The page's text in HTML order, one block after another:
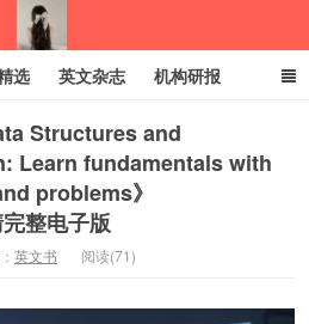
生活分享
选 英文杂志 机构研报
电子书 电子书 创业项目
Structures and
Learn fundamentals with
problems》
整电子版
英文书 阅读(71)